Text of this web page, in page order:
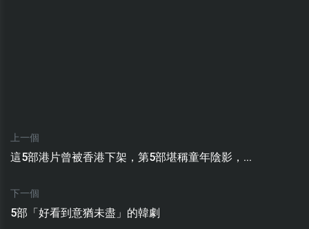
上一個
這5部港片曾被香港下架，第5部堪稱童年陰影，...
下一個
5部「好看到意猶未盡」的韓劇